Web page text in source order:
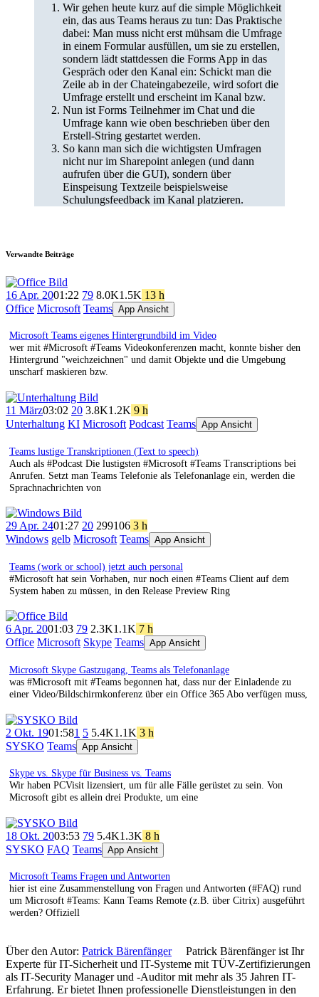
Wir gehen heute kurz auf die simple Möglichkeit
ein, das aus Teams heraus zu tun: Das Praktische
dabei: Man muss nicht erst mühsam die Umfrage
in einem Formular ausfüllen, um sie zu erstellen,
sondern lädt stattdessen die Forms App in das
Gespräch oder den Kanal ein: Schickt man die
Zeile ab in der Chateingabezeile, wird sofort die
Umfrage erstellt und erscheint im Kanal bzw.
Nun ist Forms Teilnehmer im Chat und die
Umfrage kann wie oben beschrieben über den
Erstell-String gestartet werden.
So kann man sich die wichtigsten Umfragen
nicht nur im Sharepoint anlegen (und dann
aufrufen über die GUI), sondern über
Einspeisung Textzeile beispielsweise
Schulungsfeedback im Kanal platzieren.
Verwandte Beiträge
16 Apr. 2001:22 79 8.0K1.5K 13 h
Office Microsoft Teams App Ansicht
Microsoft Teams eigenes Hintergrundbild im Video
wer mit #Microsoft #Teams Videokonferenzen macht, konnte bisher den
Hintergrund "weichzeichnen" und damit Objekte und die Umgebung
unscharf maskieren bzw.
11 März03:02 20 3.8K1.2K 9 h
Unterhaltung KI Microsoft Podcast Teams App Ansicht
Teams lustige Transkriptionen (Text to speech)
Auch als #Podcast Die lustigsten #Microsoft #Teams Transcriptions bei
Anrufen. Setzt man Teams Telefonie als Telefonanlage ein, werden die
Sprachnachrichten von
29 Apr. 2401:27 20 299106 3 h
Windows gelb Microsoft Teams App Ansicht
Teams (work or school) jetzt auch personal
#Microsoft hat sein Vorhaben, nur noch einen #Teams Client auf dem
System haben zu müssen, in den Release Preview Ring
6 Apr. 2001:03 79 2.3K1.1K 7 h
Office Microsoft Skype Teams App Ansicht
Microsoft Skype Gastzugang, Teams als Telefonanlage
was #Microsoft mit #Teams begonnen hat, dass nur der Einladende zu
einer Video/Bildschirmkonferenz über ein Office 365 Abo verfügen muss,
2 Okt. 1901:581 5 5.4K1.1K 3 h
SYSKO Teams App Ansicht
Skype vs. Skype für Business vs. Teams
Wir haben PCVisit lizensiert, um für alle Fälle gerüstet zu sein. Von
Microsoft gibt es allein drei Produkte, um eine
18 Okt. 2003:53 79 5.4K1.3K 8 h
SYSKO FAQ Teams App Ansicht
Microsoft Teams Fragen und Antworten
hier ist eine Zusammenstellung von Fragen und Antworten (#FAQ) rund
um Microsoft #Teams: Kann Teams Remote (z.B. über Citrix) ausgeführt
werden? Offiziell
Über den Autor: Patrick Bärenfänger
Patrick Bärenfänger ist Ihr
Experte für IT-Sicherheit und IT-Systeme mit TÜV-Zertifizierungen
als IT-Security Manager und -Auditor mit mehr als 35 Jahren IT-
Erfahrung. Er bietet Ihnen professionelle Dienstleistungen in den